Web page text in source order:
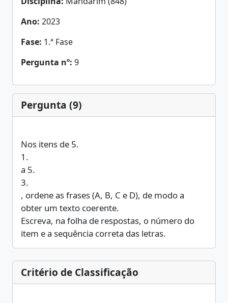
Ano: 2023
Fase: 1.ª Fase
Pergunta nº: 9
Pergunta (9)
Nos itens de 5.
1.
a 5.
3.
, ordene as frases (A, B, C e D), de modo a
obter um texto coerente.
Escreva, na folha de respostas, o número do
item e a sequência correta das letras.
Critério de Classificação